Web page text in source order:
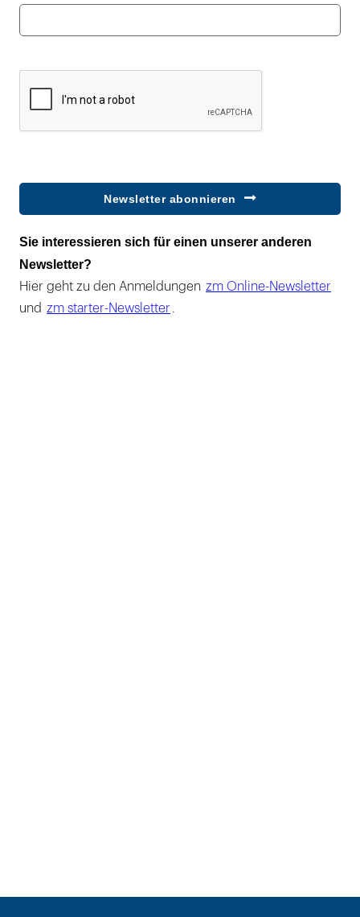
Newsletter abonnieren
Sie interessieren sich für einen unserer anderen
Newsletter?
Hier geht zu den Anmeldungen zm Online-Newsletter
und zm starter-Newsletter .